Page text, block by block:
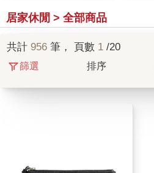
居家休閒 > 全部商品
共計 956 筆， 頁數 1 /20
篩選 排序